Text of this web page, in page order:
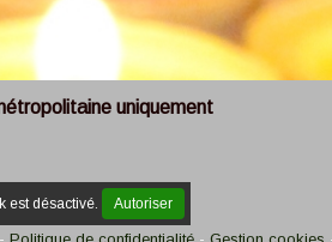
uniquement
est désactivé. Autoriser